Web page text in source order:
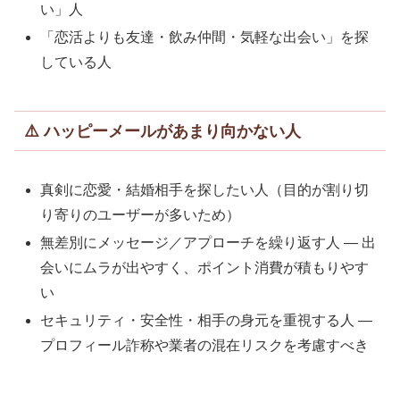
い」人
「恋活よりも友達・飲み仲間・気軽な出会い」を探
している人
⚠️ ハッピーメールがあまり向かない人
真剣に恋愛・結婚相手を探したい人（目的が割り切
り寄りのユーザーが多いため）
無差別にメッセージ／アプローチを繰り返す人 — 出
会いにムラが出やすく、ポイント消費が積もりやす
い
セキュリティ・安全性・相手の身元を重視する人 —
プロフィール詐称や業者の混在リスクを考慮すべき